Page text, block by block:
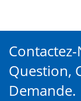
Question,
Demande.